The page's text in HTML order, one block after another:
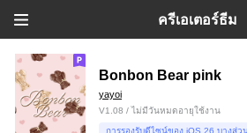
ครีเอเตอร์ธีม
Bonbon Bear pink
yayoi
V1.08 / ไม่มีวันหมดอายุใช้งาน
การรองรับดีไซน์ของ iOS 26 บางส่ว